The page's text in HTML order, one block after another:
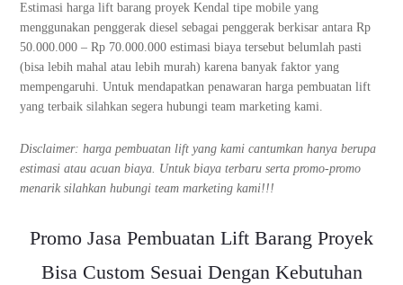
Estimasi harga lift barang proyek Kendal tipe mobile yang
menggunakan penggerak diesel sebagai penggerak berkisar antara Rp
50.000.000 – Rp 70.000.000 estimasi biaya tersebut belumlah pasti
(bisa lebih mahal atau lebih murah) karena banyak faktor yang
mempengaruhi. Untuk mendapatkan penawaran harga pembuatan lift
yang terbaik silahkan segera hubungi team marketing kami.
Disclaimer: harga pembuatan lift yang kami cantumkan hanya berupa
estimasi atau acuan biaya. Untuk biaya terbaru serta promo-promo
menarik silahkan hubungi team marketing kami!!!
Promo Jasa Pembuatan Lift Barang Proyek
Bisa Custom Sesuai Dengan Kebutuhan